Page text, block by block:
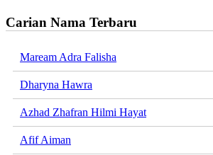
Carian Nama Terbaru
Maream Adra Falisha
Dharyna Hawra
Azhad Zhafran Hilmi Hayat
Afif Aiman